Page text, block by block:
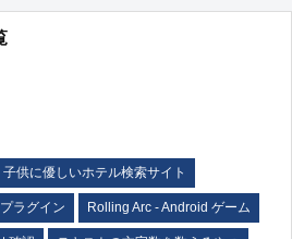
子供に優しいホテル検索サイト
ラグイン Rolling Arc - Android ゲーム